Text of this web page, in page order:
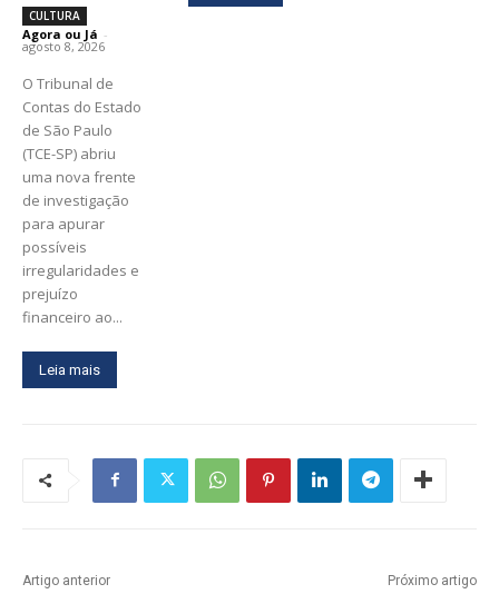
CULTURA
Agora ou Já -
agosto 8, 2026
O Tribunal de
Contas do Estado
de São Paulo
(TCE-SP) abriu
uma nova frente
de investigação
para apurar
possíveis
irregularidades e
prejuízo
financeiro ao...
Leia mais
Artigo anterior Próximo artigo